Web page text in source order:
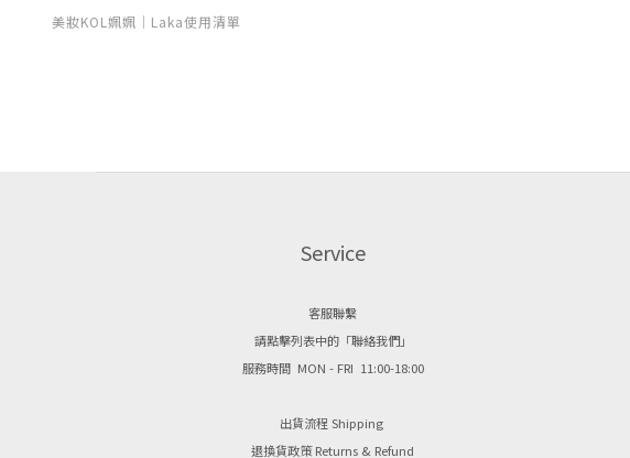
美妝KOL姵姵｜Laka使用清單
Service
客服聯繫
請點擊列表中的「聯絡我們」
服務時間 MON - FRI 11:00-18:00
出貨流程 Shipping
退換貨政策 Returns & Refund